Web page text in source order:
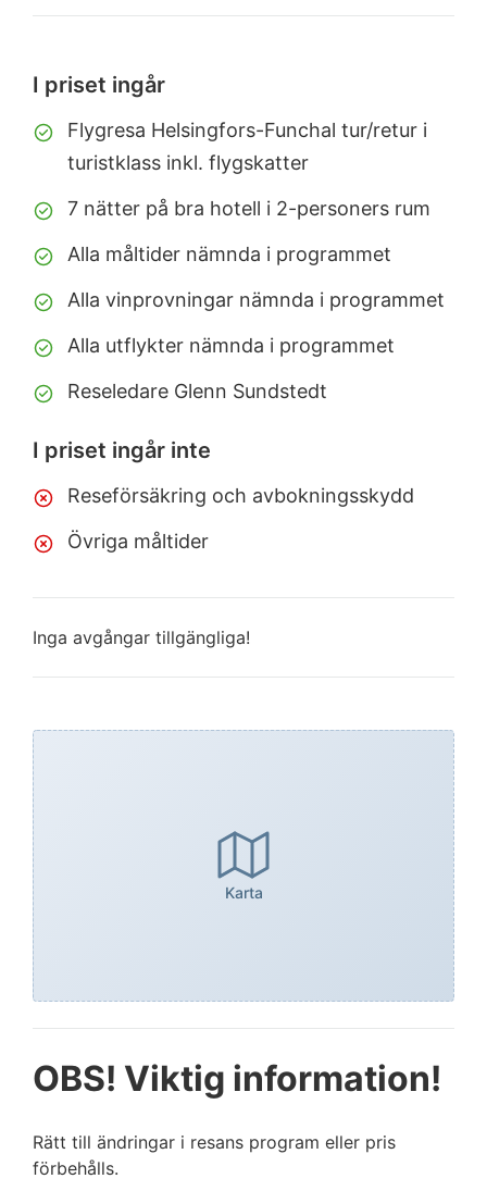
I priset ingår
Flygresa Helsingfors-Funchal tur/retur i
turistklass inkl. flygskatter
7 nätter på bra hotell i 2-personers rum
Alla måltider nämnda i programmet
Alla vinprovningar nämnda i programmet
Alla utflykter nämnda i programmet
Reseledare Glenn Sundstedt
I priset ingår inte
Reseförsäkring och avbokningsskydd
Övriga måltider
Inga avgångar tillgängliga!
Karta
OBS! Viktig information!
Rätt till ändringar i resans program eller pris
förbehålls.